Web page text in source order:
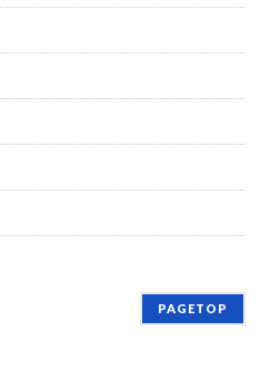
PAGETOP